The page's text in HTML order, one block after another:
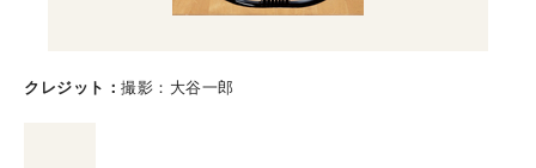
クレジット 撮影：大谷一郎